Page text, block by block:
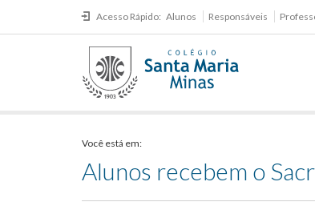
Acesso Rápido: Alunos Responsáveis
Você está em:
Alunos recebem o